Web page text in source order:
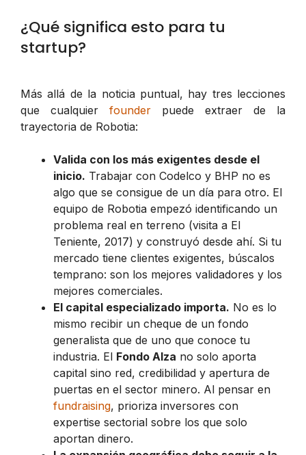
¿Qué significa esto para tu
startup?
Más allá de la noticia puntual, hay tres lecciones
que cualquier founder puede extraer de la
trayectoria de Robotia:
Valida con los más exigentes desde el
inicio. Trabajar con Codelco y BHP no es
algo que se consigue de un día para otro. El
equipo de Robotia empezó identificando un
problema real en terreno (visita a El
Teniente, 2017) y construyó desde ahí. Si tu
mercado tiene clientes exigentes, búscalos
temprano: son los mejores validadores y los
mejores comerciales.
El capital especializado importa. No es lo
mismo recibir un cheque de un fondo
generalista que de uno que conoce tu
industria. El Fondo Alza no solo aporta
capital sino red, credibilidad y apertura de
puertas en el sector minero. Al pensar en
fundraising, prioriza inversores con
expertise sectorial sobre los que solo
aportan dinero.